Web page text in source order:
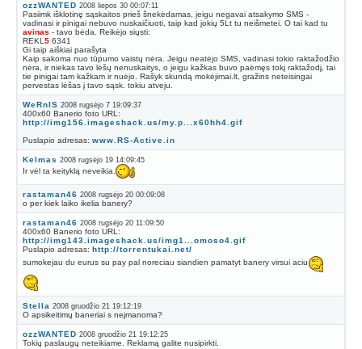
ozzWANTED 2008 liepos 30 00:07:11
Pasiimk išklotinę sąskaitos prieš šnekėdamas, jeigu negavai atsakymo SMS -
vadinasi ir pinigai nebuvo nuskaičiuoti, taip kad jokių 5Lt tu neišmetei. O tai kad tu
avinas - tavo bėda. Reikėjo siųsti:
REKL56341
Gi taip aiškiai parašyta
Kaip sakoma nuo tūpumo vaistų nėra. Jeigu neatėjo SMS, vadinasi tokio raktažodžio
nėra, ir niekas tavo lėšų nenuskaitys, o jeigu kažkas buvo paėmęs tokį raktažodį, tai
tie pinigai tam kažkam ir nuėjo. Rašyk skundą mokėjimai.lt, gražins neteisingai
pervestas lėšas į tavo sąsk. tokiu atveju.
WeRnIS 2008 rugsėjo 7 19:09:37
400x60 Banerio foto URL:
http://img156.imageshack.us/my.p...x60hh4.gif
Puslapio adresas: www.RS-Active.in
Kelmas 2008 rugsėjo 19 14:09:45
Ir vėl ta keityklą neveikia.
rastaman46 2008 rugsėjo 20 00:09:08
o per kiek laiko ikelia banery?
rastaman46 2008 rugsėjo 20 11:09:50
400x60 Banerio foto URL:
http://img143.imageshack.us/img1...omoso4.gif
Puslapio adresas: http://torrentukai.net/
sumokejau du eurus su pay pal noreciau siandien pamatyt banery virsui aciu
Stella 2008 gruodžio 21 19:12:19
O apsikeitimų baneriai s neįmanoma?
ozzWANTED 2008 gruodžio 21 19:12:25
Tokių paslaugų neteikiame. Reklamą galite nusipirkti.